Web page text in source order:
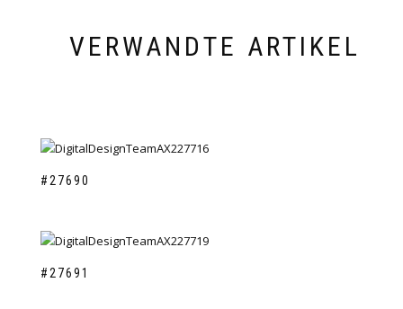
VERWANDTE ARTIKEL
#27690
#27691